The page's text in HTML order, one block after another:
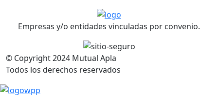
Empresas y/o entidades vinculadas por convenio.
© Copyright2024 Mutual Apla
Todos los derechos reservados